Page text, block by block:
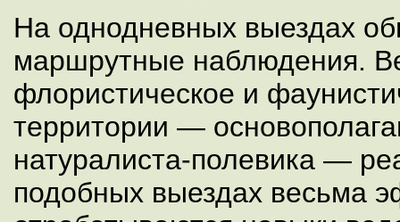
На однодневных выездах
маршрутные наблюдения.
флористическое и
территории —
натуралиста-полевика —
подобных выездах весьма